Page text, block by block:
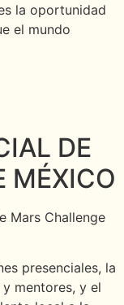
la oportunidad
el mundo
DE
MÉXICO
Mars Challenge
presenciales, la
mentores, y el